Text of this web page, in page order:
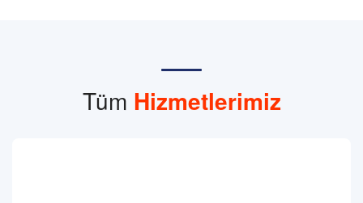
Tüm Hizmetlerimiz